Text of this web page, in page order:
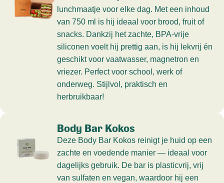
lunchmaatje voor elke dag. Met een inhoud
van 750 ml is hij ideaal voor brood, fruit of
snacks. Dankzij het zachte, BPA-vrije
siliconen voelt hij prettig aan, is hij lekvrij én
geschikt voor vaatwasser, magnetron en
vriezer. Perfect voor school, werk of
onderweg. Stijlvol, praktisch en
herbruikbaar!
Body Bar Kokos
Deze Body Bar Kokos reinigt je huid op een
zachte en voedende manier — ideaal voor
dagelijks gebruik. De bar is plasticvrij, vrij
van sulfaten en vegan, waardoor hij een